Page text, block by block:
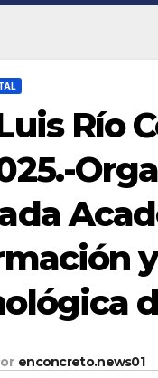
Río
enconcreto.news01